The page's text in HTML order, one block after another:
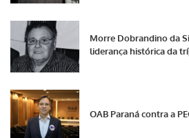
Morre Dobrandino da
liderança histórica da
OAB Paraná contra a